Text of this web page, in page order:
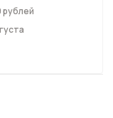
рублей